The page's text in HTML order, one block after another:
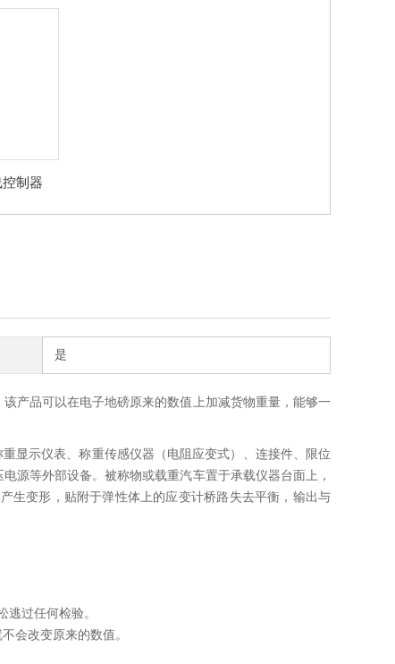
制器
是
产品可以在电子地磅原来的数值上加减货物重量，能够一
显示仪表、称重传感仪器（电阻应变式）、连接件、限位
源等外部设备。被称物或载重汽车置于承载仪器台面上，
生变形，贴附于弹性体上的应变计桥路失去平衡，输出与
过任何检验。
会改变原来的数值。